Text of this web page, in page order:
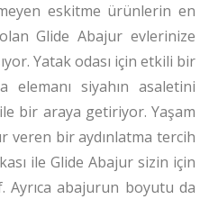
eskitme ürünlerin en
Glide Abajur evlerinize
Yatak odası için etkili bir
elemanı siyahın asaletini
bir araya getiriyor. Yaşam
veren bir aydınlatma tercih
ile Glide Abajur sizin için
abajurun boyutu da